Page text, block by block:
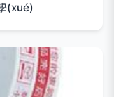
(xué)